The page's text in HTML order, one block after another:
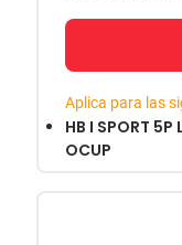
Aplica para las
HB I SPORT
OCUP